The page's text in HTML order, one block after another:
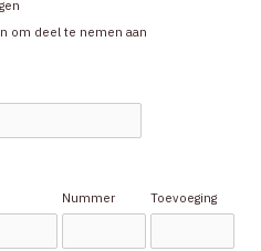
om deel te nemen aan
Nummer Toevoeging